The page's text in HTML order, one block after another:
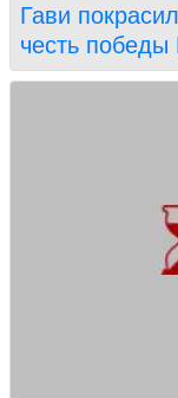
Гави
честь